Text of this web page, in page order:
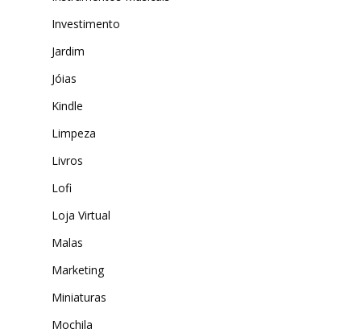
Investimento
Jardim
Jóias
Kindle
Limpeza
Livros
Lofi
Loja Virtual
Malas
Marketing
Miniaturas
Mochila